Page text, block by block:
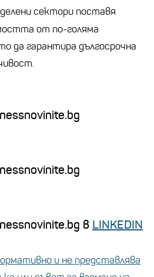
сектори поставя
от по-голяма
да гарантира дългосрочна
в LINKEDIN
и не представлява